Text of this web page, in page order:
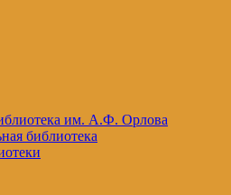
им. А.Ф. Орлова
библиотека